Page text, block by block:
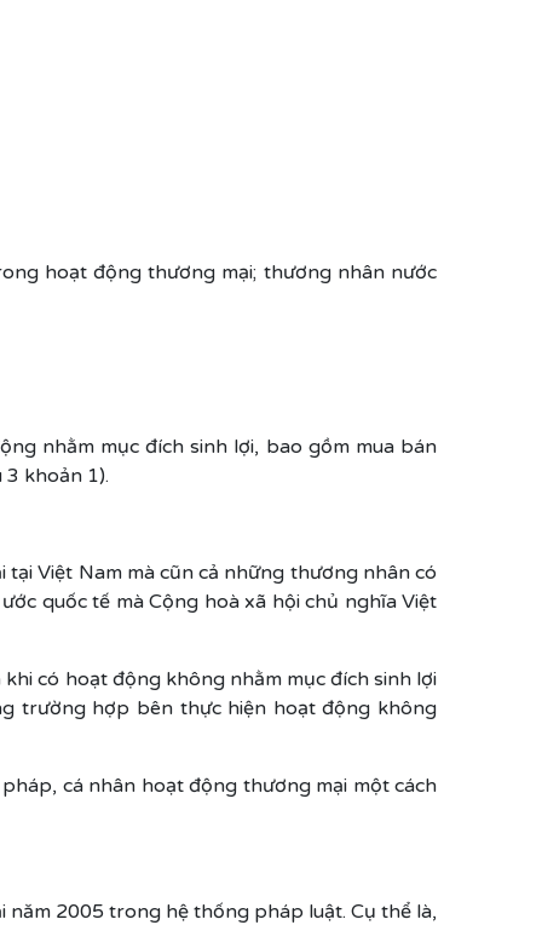
hoạt động thương mại; thương nhân nước
nhằm mục đích sinh lợi, bao gồm mua bán
khoản 1).
Việt Nam mà cũn cả những thương nhân có
quốc tế mà Cộng hoà xã hội chủ nghĩa Việt
có hoạt động không nhằm mục đích sinh lợi
trường hợp bên thực hiện hoạt động không
cá nhân hoạt động thương mại một cách
2005 trong hệ thống pháp luật. Cụ thể là,